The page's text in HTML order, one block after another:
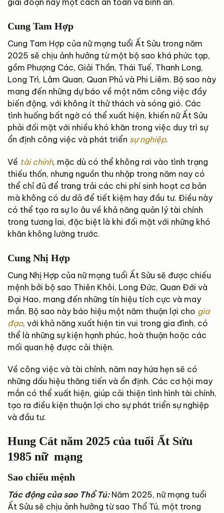
giai đoạn này một cách an toàn và bình an.
Cung Tam Hợp
Cung Tam Hợp của nữ mạng tuổi Ất Sửu trong năm
2025 sẽ chịu ảnh hưởng từ một bộ sao khá phức tạp,
gồm Phượng Các, Giải Thần, Thái Tuế, Thanh Long,
Long Trì, Lâm Quan, Quan Phủ và Phi Liêm. Bộ sao này
mang đến những dự báo về một năm công việc đầy
biến động, với không ít thử thách và sóng gió. Các
tình huống bất ngờ có thể xuất hiện, khiến nữ Ất Sửu
phải đối mặt với nhiều khó khăn trong việc duy trì sự
ổn định công việc và phát triển sự nghiệp.
Về tài chính, mặc dù có thể không rơi vào tình trạng
thiếu thốn, nhưng nguồn thu nhập trong năm nay có
thể chỉ đủ để trang trải các chi phí sinh hoạt cơ bản
mà không có dư dả để tiết kiệm hay đầu tư. Điều này
có thể tạo ra sự lo âu về khả năng quản lý tài chính
trong tương lai, đặc biệt là khi đối mặt với những khó
khăn không lường trước.
Cung Nhị Hợp
Cung Nhị Hợp của nữ mạng tuổi Ất Sửu sẽ được chiếu
mệnh bởi bộ sao Thiên Khôi, Long Đức, Quan Đới và
Đại Hao, mang đến những tín hiệu tích cực và may
mắn. Bộ sao này báo hiệu một năm thuận lợi cho gia
đạo, với khả năng xuất hiện tin vui trong gia đình, có
thể là những sự kiện hạnh phúc, hoà thuận hoặc các
mối quan hệ được cải thiện.
Về công việc và tài chính, năm nay hứa hẹn sẽ có
những dấu hiệu thăng tiến và ổn định. Các cơ hội may
mắn có thể xuất hiện, giúp cải thiện tình hình tài chính,
tạo ra điều kiện thuận lợi cho sự phát triển sự nghiệp
và đầu tư.
Hung Cát năm 2025 của tuổi Ất Sửu
1985 nữ mạng
Sao chiếu mệnh
Tác động của sao Thổ Tú: Năm 2025, nữ mạng tuổi
Ất Sửu sẽ chịu ảnh hưởng từ sao Thổ Tú, một trong